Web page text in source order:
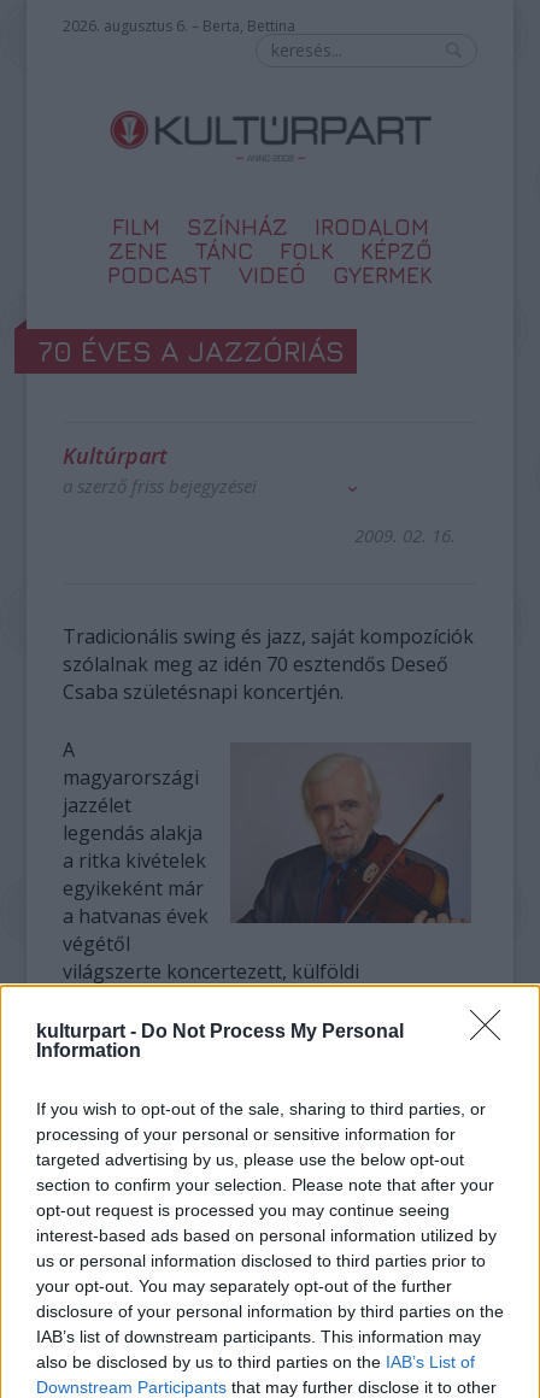
kulturpart - Do Not Process My Personal
Information
If you wish to opt-out of the sale, sharing to third parties, or
processing of your personal or sensitive information for
targeted advertising by us, please use the below opt-out
section to confirm your selection. Please note that after your
opt-out request is processed you may continue seeing
interest-based ads based on personal information utilized by
us or personal information disclosed to third parties prior to
your opt-out. You may separately opt-out of the further
disclosure of your personal information by third parties on the
IAB’s list of downstream participants. This information may
also be disclosed by us to third parties on the IAB’s List of
Downstream Participants that may further disclose it to other
2026. augusztus 6. – Berta, Bettina
FILM SZÍNHÁZ
IRODALOM
ZENE
TÁNC FOLK
KÉPZŐ
PODCAST
VIDEÓ GYERMEK
70 ÉVES A JAZZÓRIÁS
Kultúrpart
a szerző friss bejegyzései
2009. 02. 16.
Tradicionális swing és jazz, saját kompozíciók
szólalnak meg az idén 70 esztendős Deseő
Csaba születésnapi koncertjén.
A
magyarországi
jazzélet
legendás alakja
a ritka kivételek
egyikeként már
a hatvanas évek
végétől
világszerte koncertezett, külföldi
albumokat, miközben több mint harminc évig
volt (az akkor még) Magyar Állami
Filharmonikus Zenekar) tagja. Február 23-án
állandó zenésztársai mellett Európa egyik
legjobb vibrafonosát, a holland Hein de
Jongot hívta meg szólistának.
Zene Jazz, etno